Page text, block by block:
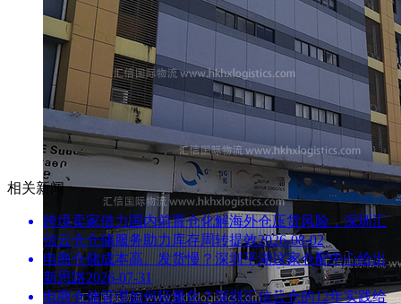
相关新闻
跨境卖家借力国内前置仓化解海外仓压货风险，深圳汇
信云仓仓储服务助力库存周转提效2026-08-02
电商仓储成本高、发货慢？深圳平湖这家仓配中心给出
新思路2026-07-31
电商仓储管理如何轻量化？深圳汇信云仓的12年实践给